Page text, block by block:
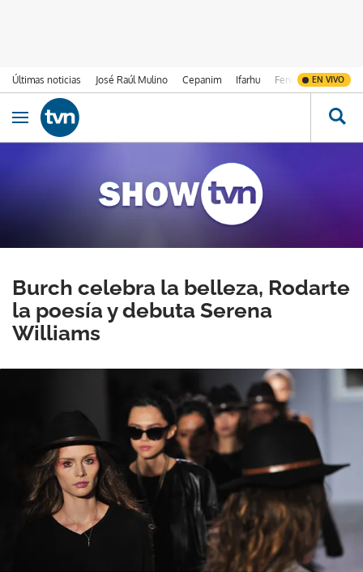
Últimas noticias José Raúl Mulino Cepanim Ifarhu Fenómeno de El
EN VIVO
Ir al contenido
Obrir navegació
Burch celebra la belleza, Rodarte
la poesía y debuta Serena
Williams